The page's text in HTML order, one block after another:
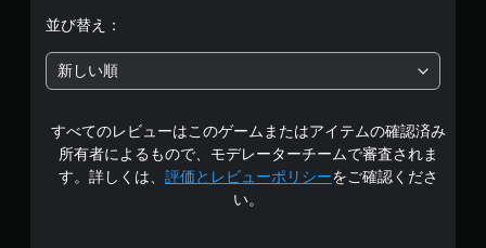
中
の
4
.
並び替え：
新しい順
すべてのレビューはこのゲームまたはアイテムの確認済み
所有者によるもので、モデレーターチームで審査されま
す。詳しくは、 評価とレビューポリシーをご確認くださ
い。